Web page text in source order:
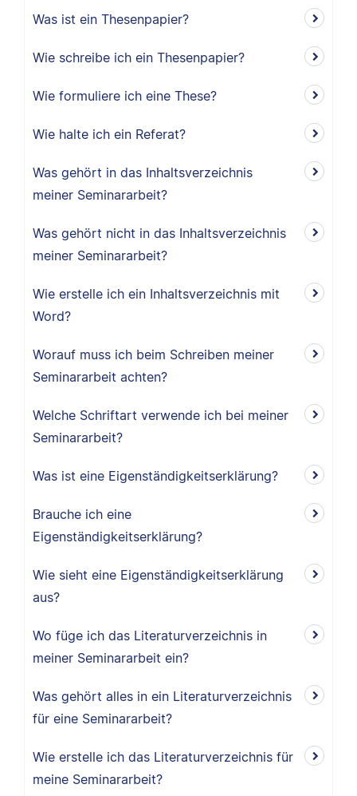
Was ist ein Thesenpapier?
Wie schreibe ich ein Thesenpapier?
Wie formuliere ich eine These?
Wie halte ich ein Referat?
Was gehört in das Inhaltsverzeichnis
meiner Seminararbeit?
Was gehört nicht in das Inhaltsverzeichnis
meiner Seminararbeit?
Wie erstelle ich ein Inhaltsverzeichnis mit
Word?
Worauf muss ich beim Schreiben meiner
Seminararbeit achten?
Welche Schriftart verwende ich bei meiner
Seminararbeit?
Was ist eine Eigenständigkeitserklärung?
Brauche ich eine
Eigenständigkeitserklärung?
Wie sieht eine Eigenständigkeitserklärung
aus?
Wo füge ich das Literaturverzeichnis in
meiner Seminararbeit ein?
Was gehört alles in ein Literaturverzeichnis
für eine Seminararbeit?
Wie erstelle ich das Literaturverzeichnis für
meine Seminararbeit?